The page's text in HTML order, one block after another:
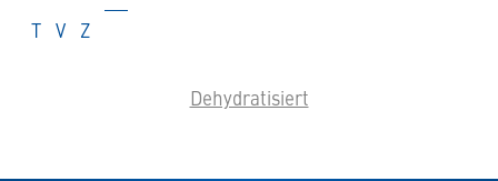
Glossar
T Glossar
V Glossar
Z
Dehydratisiert